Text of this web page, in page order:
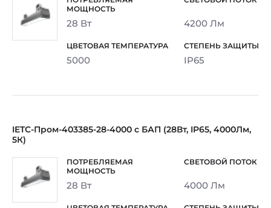
28 Вт 4200 Лм
5000 IP65
IETC-Пром-403385-28-4000 с БАП (28Вт, IP65, 4000Лм,
5К)
28 Вт 4000 Лм